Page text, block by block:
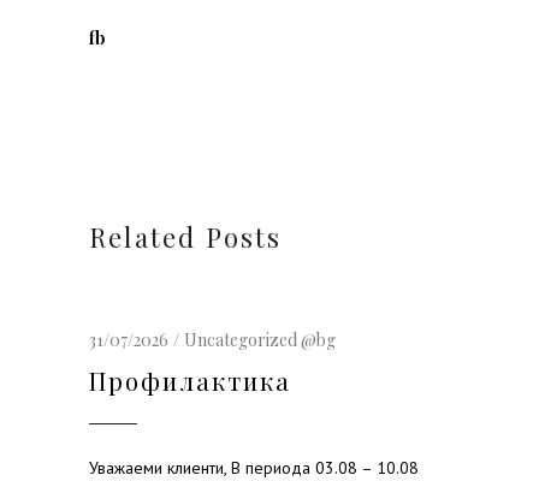
fb
Related Posts
31/07/2026 Uncategorized @bg
Профилактика
Уважаеми клиенти, В периода 03.08 – 10.08